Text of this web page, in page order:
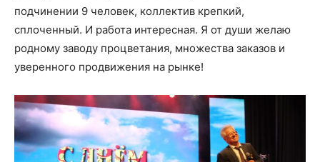
подчинении 9 человек, коллектив крепкий,
сплоченный. И работа интересная. Я от души желаю
родному заводу процветания, множества заказов и
уверенного продвижения на рынке!